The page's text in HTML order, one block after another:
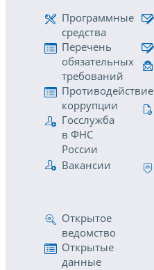
Программные
средства
Перечень
обязательных
требований
Противодействие
коррупции
Госслужба
в ФНС
России
Вакансии
Открытое
ведомство
Открытые
данные